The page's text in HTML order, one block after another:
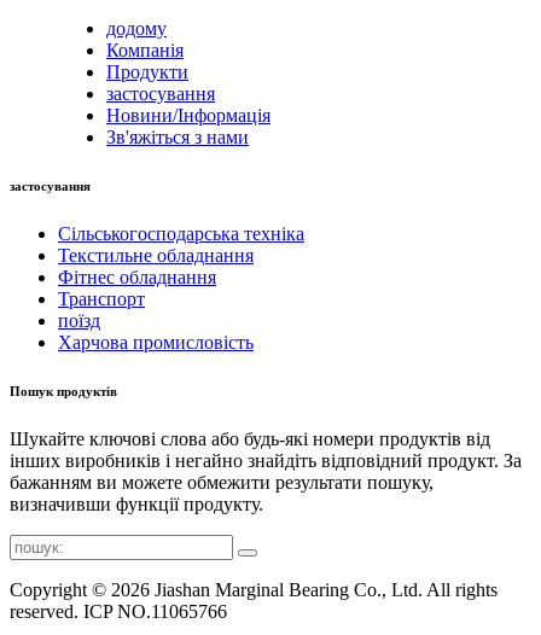
додому
Компанія
Продукти
застосування
Новини/Інформація
Зв'яжіться з нами
застосування
Сільськогосподарська техніка
Текстильне обладнання
Фітнес обладнання
Транспорт
поїзд
Харчова промисловість
Пошук продуктів
Шукайте ключові слова або будь-які номери продуктів від
інших виробників і негайно знайдіть відповідний продукт. За
бажанням ви можете обмежити результати пошуку,
визначивши функції продукту.
Copyright © 2026 Jiashan Marginal Bearing Co., Ltd. All rights
reserved. ICP NO.11065766